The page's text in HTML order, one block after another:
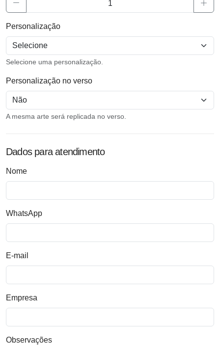
Personalização
Selecione uma personalização.
Personalização no verso
A mesma arte será replicada no verso.
Dados para atendimento
Nome
WhatsApp
E-mail
Empresa
Observações